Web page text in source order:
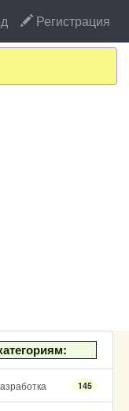
Регистрация
145